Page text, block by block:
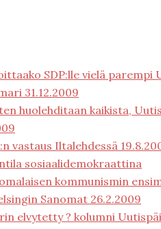
SDP:lle vielä parempi
31.12.2009
huolehditaan kaikista,
vastaus Iltalehdessä
sosiaalidemokraattina
kommunismin
Sanomat 26.2.2009
elvytetty ? kolumni